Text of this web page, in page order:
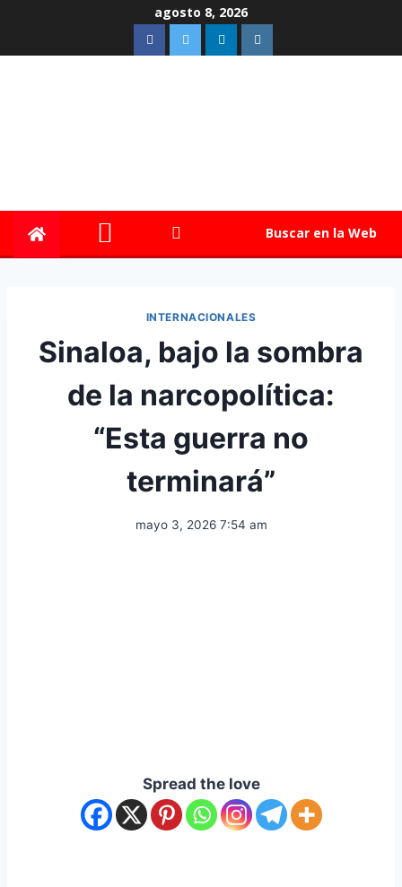
agosto 8, 2026
Buscar en la Web
INTERNACIONALES
Sinaloa, bajo la sombra
de la narcopolítica:
“Esta guerra no
terminará”
mayo 3, 2026 7:54 am
Spread the love